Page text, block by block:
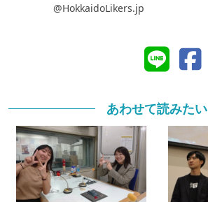
@HokkaidoLikers.jp
あわせて読みたい